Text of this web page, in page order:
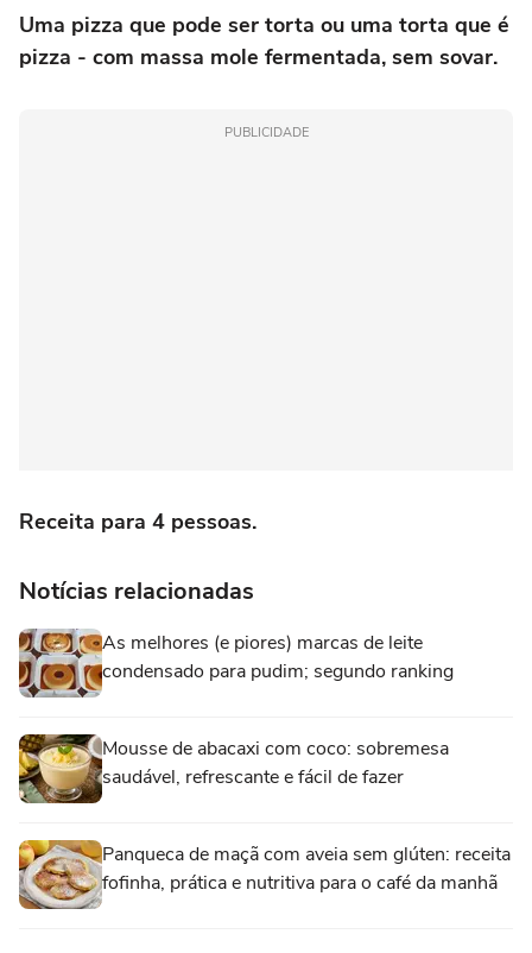
Uma pizza que pode ser torta ou uma torta que é
pizza - com massa mole fermentada, sem sovar.
PUBLICIDADE
Receita para 4 pessoas.
Notícias relacionadas
As melhores (e piores) marcas de leite
condensado para pudim; segundo ranking
Mousse de abacaxi com coco: sobremesa
saudável, refrescante e fácil de fazer
Panqueca de maçã com aveia sem glúten: receita
fofinha, prática e nutritiva para o café da manhã